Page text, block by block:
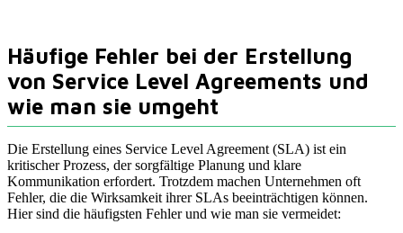
Häufige Fehler bei der Erstellung
von Service Level Agreements und
wie man sie umgeht
Die Erstellung eines Service Level Agreement (SLA) ist ein
kritischer Prozess, der sorgfältige Planung und klare
Kommunikation erfordert. Trotzdem machen Unternehmen oft
Fehler, die die Wirksamkeit ihrer SLAs beeinträchtigen können.
Hier sind die häufigsten Fehler und wie man sie vermeidet: